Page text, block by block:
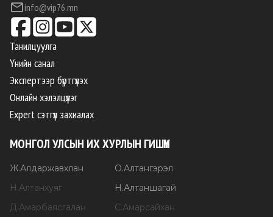
info@vip76.mn
Танилцуулга
Үнийн санал
Экспертээр бүртгүүлэх
Онлайн хэлэлцүүлэг
Expert сэтгүүл захиалах
МОНГОЛ УЛСЫН ИХ ХУРЛЫН ГИШҮҮН
Ж.Алдаржавхлан О.Алтангэрэл
Н.Алтанхуяг Н.Алтаншагай
Д.Амарбаясгалан С.Амарсайхан